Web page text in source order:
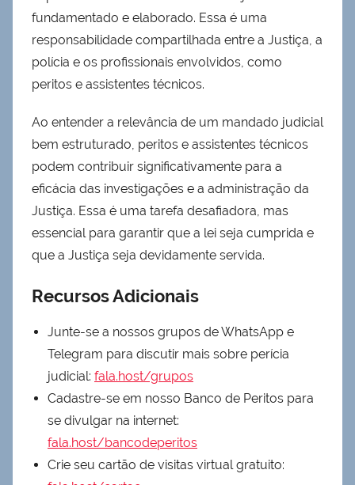
fundamentado e elaborado. Essa é uma
responsabilidade compartilhada entre a Justiça, a
polícia e os profissionais envolvidos, como
peritos e assistentes técnicos.
Ao entender a relevância de um mandado judicial
bem estruturado, peritos e assistentes técnicos
podem contribuir significativamente para a
eficácia das investigações e a administração da
Justiça. Essa é uma tarefa desafiadora, mas
essencial para garantir que a lei seja cumprida e
que a Justiça seja devidamente servida.
Recursos Adicionais
Junte-se a nossos grupos de WhatsApp e
Telegram para discutir mais sobre perícia
judicial: fala.host/grupos
Cadastre-se em nosso Banco de Peritos para
se divulgar na internet:
fala.host/bancodeperitos
Crie seu cartão de visitas virtual gratuito: